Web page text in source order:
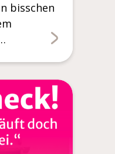
bisschen